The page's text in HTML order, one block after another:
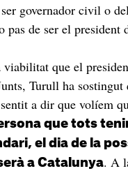
governador civil o
pas de ser el president
viabilitat que el
Turull ha sostingut
a dir que volíem
que tots
el dia de la
a Catalunya. A